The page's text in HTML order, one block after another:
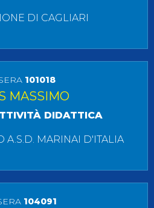
DI CAGLIARI
101018
MASSIMO
DIDATTICA
A.S.D. MARINAI D'ITALIA
104091